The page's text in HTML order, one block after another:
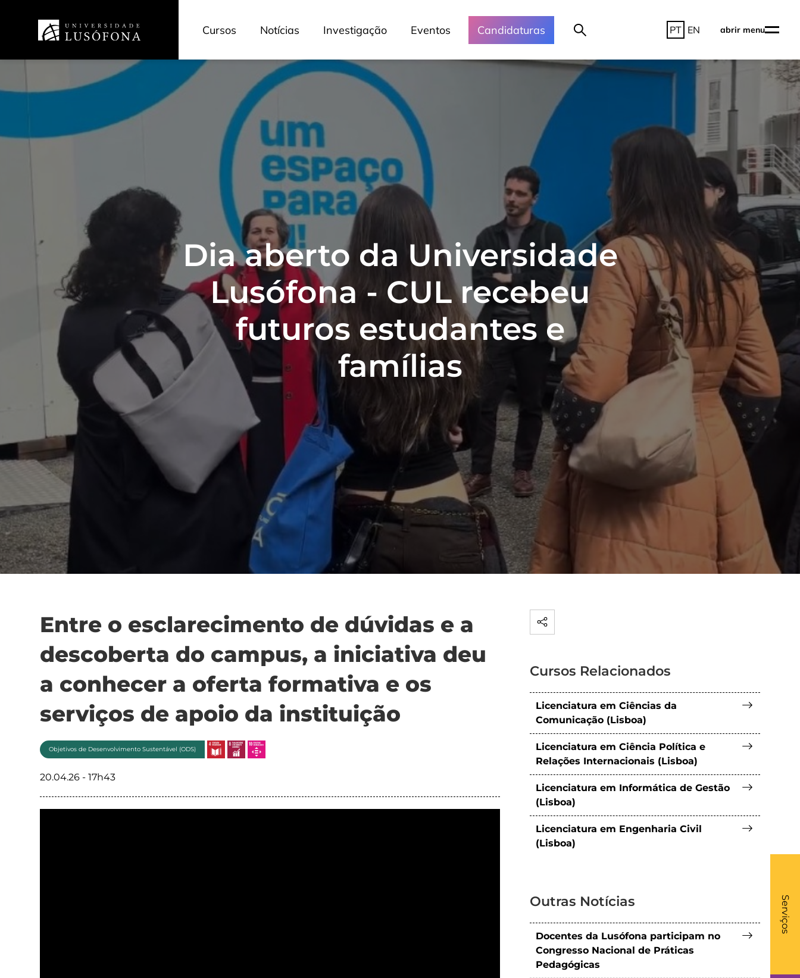
Cursos Notícias Investigação Eventos Candidaturas PT EN abrir menu
Serviços
-
Dia aberto da Universidade
Lusófona - CUL recebeu
futuros estudantes e
famílias
Entre o esclarecimento de dúvidas e a
descoberta do campus, a iniciativa deu
a conhecer a oferta formativa e os
serviços de apoio da instituição
Objetivos de Desenvolvimento Sustentável (ODS)
20.04.26 - 17h43
Cursos Relacionados
Licenciatura em Ciências da
Comunicação (Lisboa)
Licenciatura em Ciência Política e
Relações Internacionais (Lisboa)
Licenciatura em Informática de Gestão
(Lisboa)
Licenciatura em Engenharia Civil
(Lisboa)
Outras Notícias
Docentes da Lusófona participam no
Congresso Nacional de Práticas
Pedagógicas